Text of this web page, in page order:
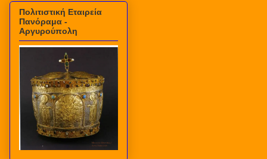
Πολιτιστική Εταιρεία
Πανόραμα -
Αργυρούπολη